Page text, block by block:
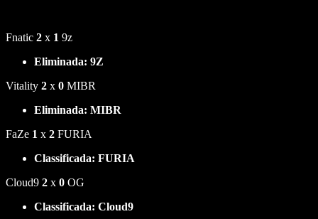
Fnatic 2 x 1 9z
Eliminada: 9Z
Vitality 2 x 0 MIBR
Eliminada: MIBR
FaZe 1 x 2 FURIA
Classificada: FURIA
Cloud9 2 x 0 OG
Classificada: Cloud9